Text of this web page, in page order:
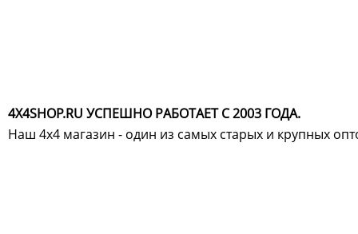
4X4SHOP.RU УСПЕШНО РАБОТАЕТ С 2003 ГОДА.
Наш 4x4 магазин - один из самых старых и крупных